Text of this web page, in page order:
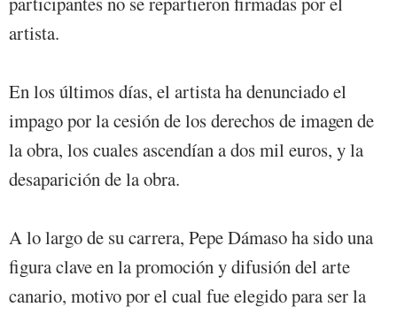
artista.
En los últimos días, el artista ha denunciado el
impago por la cesión de los derechos de imagen de
la obra, los cuales ascendían a dos mil euros, y la
desaparición de la obra.
A lo largo de su carrera, Pepe Dámaso ha sido una
figura clave en la promoción y difusión del arte
canario, motivo por el cual fue elegido para ser la